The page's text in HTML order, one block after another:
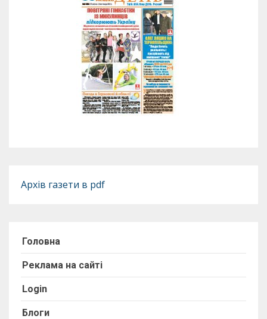
Архів газети в pdf
Головна
Реклама на сайті
Login
Блоги